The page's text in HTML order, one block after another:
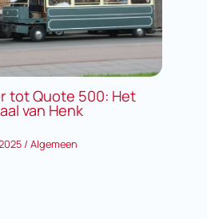
tot Quote 500: Het
van Henk
/Algemeen